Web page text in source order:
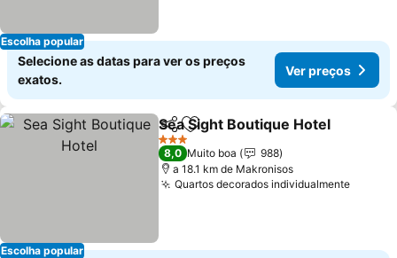
Escolha popular
Selecione as datas para ver os preços
exatos.
Ver preços
Escolha popular
PartilharAdicionar aos favoritos
Sea Sight Boutique Hotel
3 Estrelas
8,0 Muito boa
988
a 18.1 km de Makronisos
Quartos decorados individualmente